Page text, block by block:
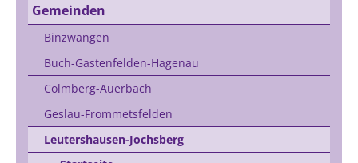
Gemeinden
Binzwangen
Buch-Gastenfelden-Hagenau
Colmberg-Auerbach
Geslau-Frommetsfelden
Leutershausen-Jochsberg